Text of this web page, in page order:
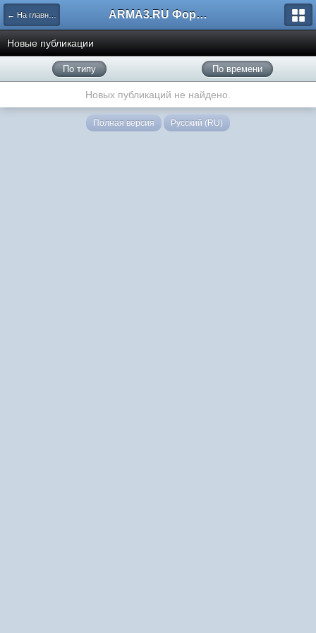
← На главную ARMA3.RU Форум
Новые публикации
По типу По времени
Новых публикаций не найдено.
Полная версия Русский (RU)